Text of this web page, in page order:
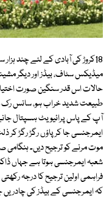
18کروڑ کی آبادی کے لئے چند ہزار
میڈیکس سٹاف، بیڈز اور دیگر
حالات اس قدر سنگین صورت
طبیعت شدید خراب ہو، سانس رک
آپ کے پاس پرائیویٹ ہسپتال
ایمرجنسی جا کر پاؤں رگڑ رگڑ
موت مرنے کو ترجیح دیں۔
شعبہ ایمرجنسی ہوتا ہے جہاں
فراہمی اولین ترجیح کا درجہ
کہ ایمرجنسی کے بیڈز کی